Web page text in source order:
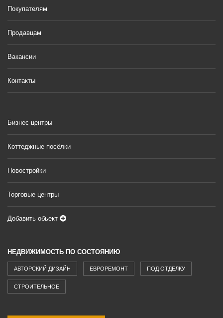
Покупателям
Продавцам
Вакансии
Контакты
Бизнес центры
Коттеджные посёлки
Новостройки
Торговые центры
Добавить обьект
НЕДВИЖИМОСТЬ ПО СОСТОЯНИЮ
АВТОРСКИЙ ДИЗАЙН ЕВРОРЕМОНТ ПОД ОТДЕЛКУ
СТРОИТЕЛЬНОЕ